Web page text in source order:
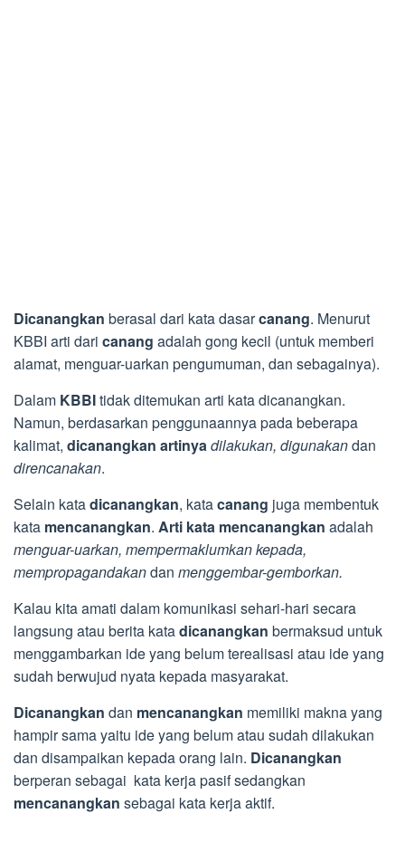
Dicanangkan berasal dari kata dasarcanang. Menurut
KBBI arti dari canang adalah gong kecil (untuk memberi
alamat, menguar-uarkan pengumuman, dan sebagainya).
Dalam KBBItidak ditemukan arti kata dicanangkan.
Namun, berdasarkan penggunaannya pada beberapa
kalimat, dicanangkan artinya dilakukan, digunakandan
direncanakan.
Selain katadicanangkan, katacanang juga membentuk
kata mencanangkan. Arti kata mencanangkan adalah
menguar-uarkan, mempermaklumkan kepada,
mempropagandakandan menggembar-gemborkan.
Kalau kita amati dalam komunikasi sehari-hari secara
langsung atau berita katadicanangkan bermaksud untuk
menggambarkan ide yang belum terealisasi atau ide yang
sudah berwujud nyata kepada masyarakat.
Dicanangkan dan mencanangkan memiliki makna yang
hampir sama yaitu ide yang belum atau sudah dilakukan
dan disampaikan kepada orang lain. Dicanangkan
berperan sebagai kata kerja pasif sedangkan
mencanangkan sebagai kata kerja aktif.